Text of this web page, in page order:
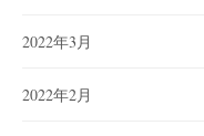
2022年3月
2022年2月